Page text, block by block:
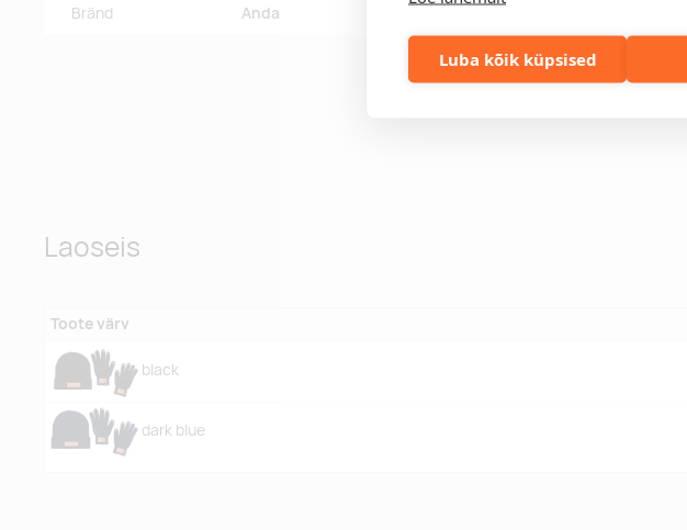
Luba kõik küpsised
Bränd Anda
Laoseis
Toote värv
black
dark blue